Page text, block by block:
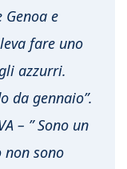
e
fare uno
azzurri.
da gennaio”.
– ” Sono un
non sono